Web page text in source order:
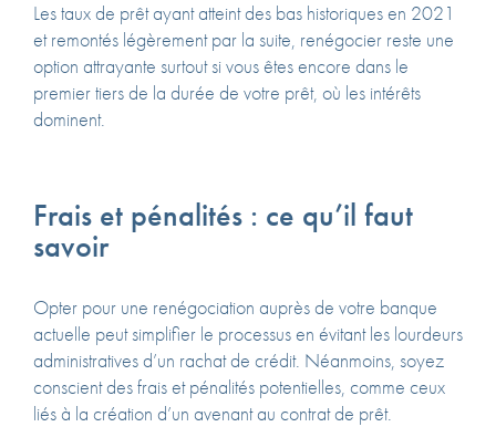
Les taux de prêt ayant atteint des bas historiques en 2021
et remontés légèrement par la suite, renégocier reste une
option attrayante surtout si vous êtes encore dans le
premier tiers de la durée de votre prêt, où les intérêts
dominent.
Frais et pénalités : ce qu’il faut
savoir
Opter pour une renégociation auprès de votre banque
actuelle peut simplifier le processus en évitant les lourdeurs
administratives d’un rachat de crédit. Néanmoins, soyez
conscient des frais et pénalités potentielles, comme ceux
liés à la création d’un avenant au contrat de prêt.